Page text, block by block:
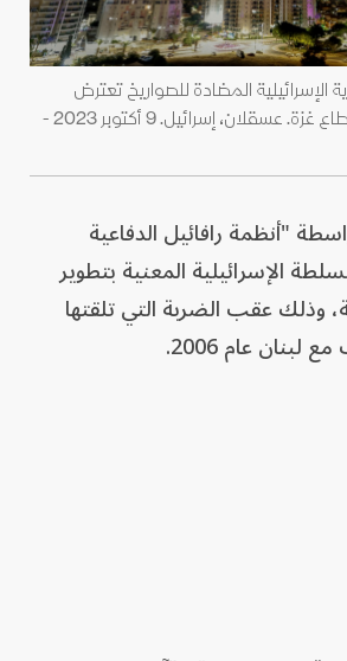
الإسرائيلية المضادة للصواريخ تعترض
صواريخ أطلقت من قطاع غزة. عسقلان، إسرائيل. 9 أكتوبر 2023 -
"أنظمة رافائيل الدفاعية
الإسرائيلية المعنية بتطوير
وذلك عقب الضربة التي تلقتها
عام 2006.